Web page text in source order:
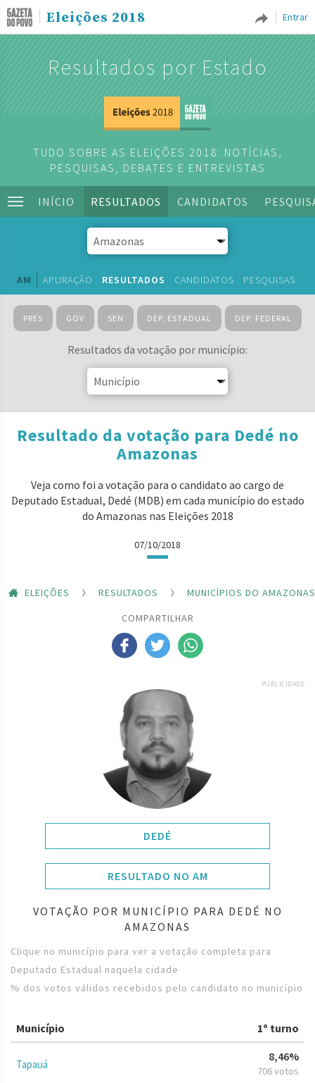
Entrar
Eleições 2018
Resultados por Estado
TUDO SOBRE AS ELEIÇÕES 2018: NOTÍCIAS,
PESQUISAS, DEBATES E ENTREVISTAS
INÍCIO RESULTADOS CANDIDATOS
AM APURAÇÃO RESULTADOS CANDIDATOS PESQUISAS
PRES GOV SEN DEP. ESTADUAL DEP. FEDERAL
Resultados da votação por município:
Resultado da votação para Dedé no
Amazonas
Veja como foi a votação para o candidato ao cargo de
Deputado Estadual, Dedé (MDB) em cada município do estado
do Amazonas nas Eleições 2018
07/10/2018
ELEIÇÕES RESULTADOS
MUNICÍPIOS DO AMAZONAS
COMPARTILHAR
PUBLICIDADE
DEDÉ
RESULTADO NO AM
VOTAÇÃO POR MUNICÍPIO PARA DEDÉ NO
AMAZONAS
Clique no município para ver a votação completa para
Deputado Estadual naquela cidade
% dos votos válidos recebidos pelo candidato no município
Município 1º turno
Tapauá
8,46%
706 votos